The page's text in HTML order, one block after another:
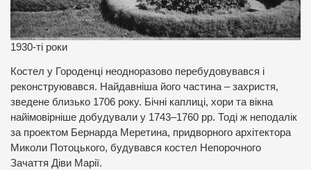
1930-ті роки
Костел у Городенці неодноразово перебудовувався і
реконструювався. Найдавніша його частина – захристя,
зведене близько 1706 року. Бічні каплиці, хори та вікна
найімовірніше добудували у 1743–1760 рр. Тоді ж неподалік
за проектом Бернарда Меретина, придворного архітектора
Миколи Потоцького, будувався костел Непорочного
Зачаття Діви Марії.